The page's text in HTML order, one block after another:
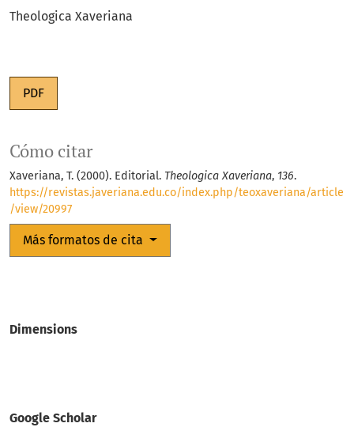
Theologica Xaveriana
PDF
Cómo citar
Xaveriana, T. (2000). Editorial. Theologica Xaveriana, 136.
https://revistas.javeriana.edu.co/index.php/teoxaveriana/article
/view/20997
Más formatos de cita
Dimensions
Google Scholar